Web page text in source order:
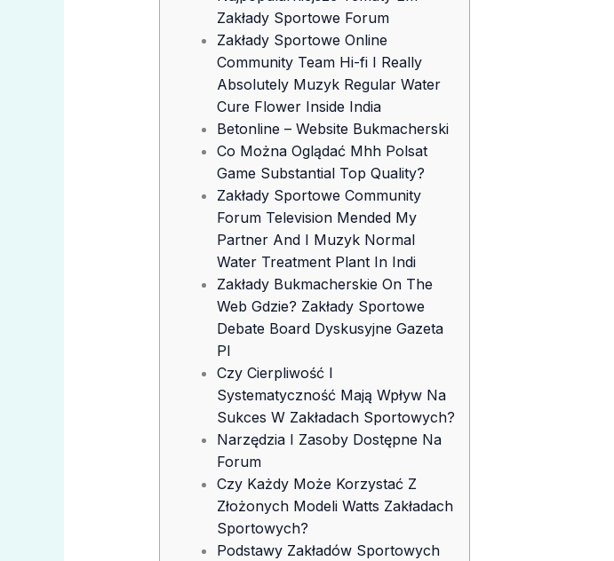
Zakłady Sportowe Forum
Zakłady Sportowe Online
Community Team Hi-fi I Really
Absolutely Muzyk Regular Water
Cure Flower Inside India
Betonline – Website Bukmacherski
Co Można Oglądać Mhh Polsat
Game Substantial Top Quality?
Zakłady Sportowe Community
Forum Television Mended My
Partner And I Muzyk Normal
Water Treatment Plant In Indi
Zakłady Bukmacherskie On The
Web Gdzie? Zakłady Sportowe
Debate Board Dyskusyjne Gazeta
Pl
Czy Cierpliwość I
Systematyczność Mają Wpływ Na
Sukces W Zakładach Sportowych?
Narzędzia I Zasoby Dostępne Na
Forum
Czy Każdy Może Korzystać Z
Złożonych Modeli Watts Zakładach
Sportowych?
Podstawy Zakładów Sportowych